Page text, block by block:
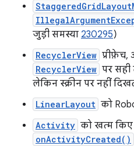
जुड़ी समस्या 230295)
RecyclerView
RecyclerView पर सही
लेकिन स्क्रीन पर नहीं
LinearLayout को
Activity को खत्म किए
onActivityCreated()